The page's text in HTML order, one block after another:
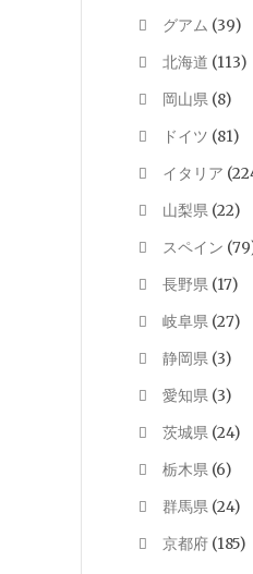
グアム (39)
北海道 (113)
岡山県 (8)
ドイツ (81)
イタリア
山梨県 (22)
スペイン
長野県 (17)
岐阜県 (27)
静岡県 (3)
愛知県 (3)
茨城県 (24)
栃木県 (6)
群馬県 (24)
京都府 (185)